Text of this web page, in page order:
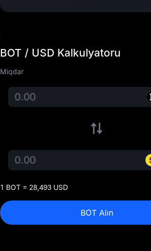
BOT / USD Kalkulyatoru
Miqdar
1 BOT = 28,493 USD
BOT Alın